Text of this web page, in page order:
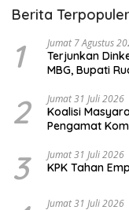
Berita Terpopuler
1 Jumat 7 Agustus
Terjunkan
MBG, Bupati
2 Jumat 31 Juli 2026
Koalisi
Pengamat
3 Jumat 31 Juli 2026
KPK Tahan
Jumat 31 Juli 2026